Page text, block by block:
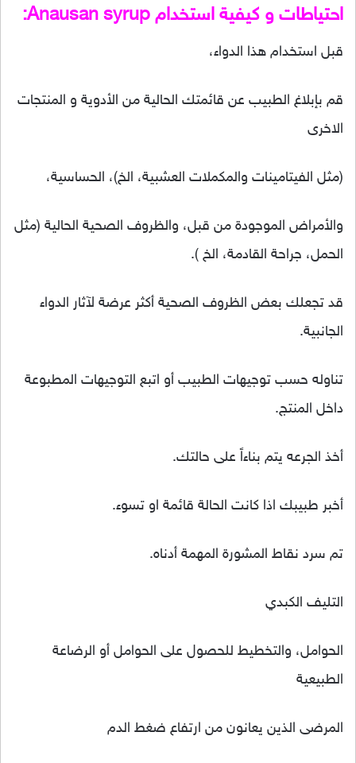
احتياطات و كيفية استخدام Anausan syrup:
قبل استخدام هذا الدواء،
قم بإبلاغ الطبيب عن قائمتك الحالية من الأدوية و المنتجات
الاخرى
(مثل الفيتامينات والمكملات العشبية، الخ)، الحساسية،
والأمراض الموجودة من قبل، والظروف الصحية الحالية (مثل
الحمل، جراحة القادمة، الخ ).
قد تجعلك بعض الظروف الصحية أكثر عرضة لآثار الدواء
الجانبية.
تناوله حسب توجيهات الطبيب أو اتبع التوجيهات المطبوعة
داخل المنتج.
أخذ الجرعه يتم بناءاً على حالتك.
أخبر طبيبك اذا كانت الحالة قائمة او تسوء.
تم سرد نقاط المشورة المهمة أدناه.
التليف الكبدي
الحوامل، والتخطيط للحصول على الحوامل أو الرضاعة
الطبيعية
المرضى الذين يعانون من ارتفاع ضغط الدم